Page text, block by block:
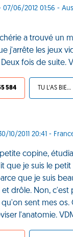
06/2012 01:56 -
a trouvé un
j'arrête les jeux
Deux fois de suite.
584 TU L'AS BIEN MÉRITÉ
10/2011 20:41 -
copine,
que je suis le petit
que je suis
drôle. Non, c'est
sent mes os.
l'anatomie.